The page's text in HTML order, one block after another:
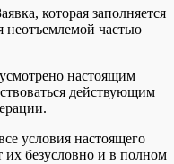
которая заполняется
частью
настоящим
действующим
условия настоящего
безусловно и в полном